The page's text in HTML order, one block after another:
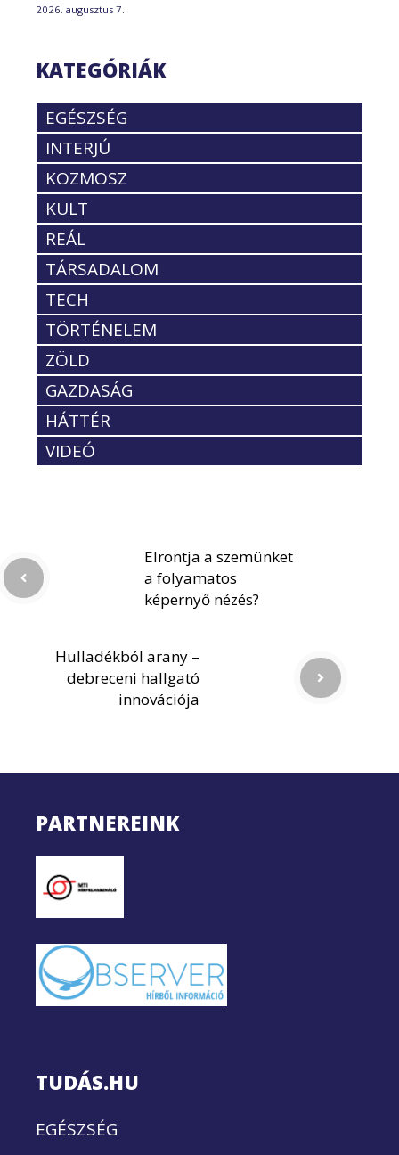
2026. augusztus 7.
KATEGÓRIÁK
EGÉSZSÉG
INTERJÚ
KOZMOSZ
KULT
REÁL
TÁRSADALOM
TECH
TÖRTÉNELEM
ZÖLD
GAZDASÁG
HÁTTÉR
VIDEÓ
Elrontja a szemünket
a folyamatos
képernyő nézés?
Hulladékból arany –
debreceni hallgató
innovációja
PARTNEREINK
TUDÁS.HU
EGÉSZSÉG